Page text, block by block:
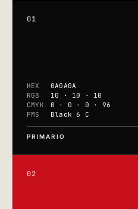
01
HEX
0A0A0A
RGB
10 · 10 · 10
CMYK
0 · 0 · 0 · 96
PMS
Black 6 C
PRIMARIO
02